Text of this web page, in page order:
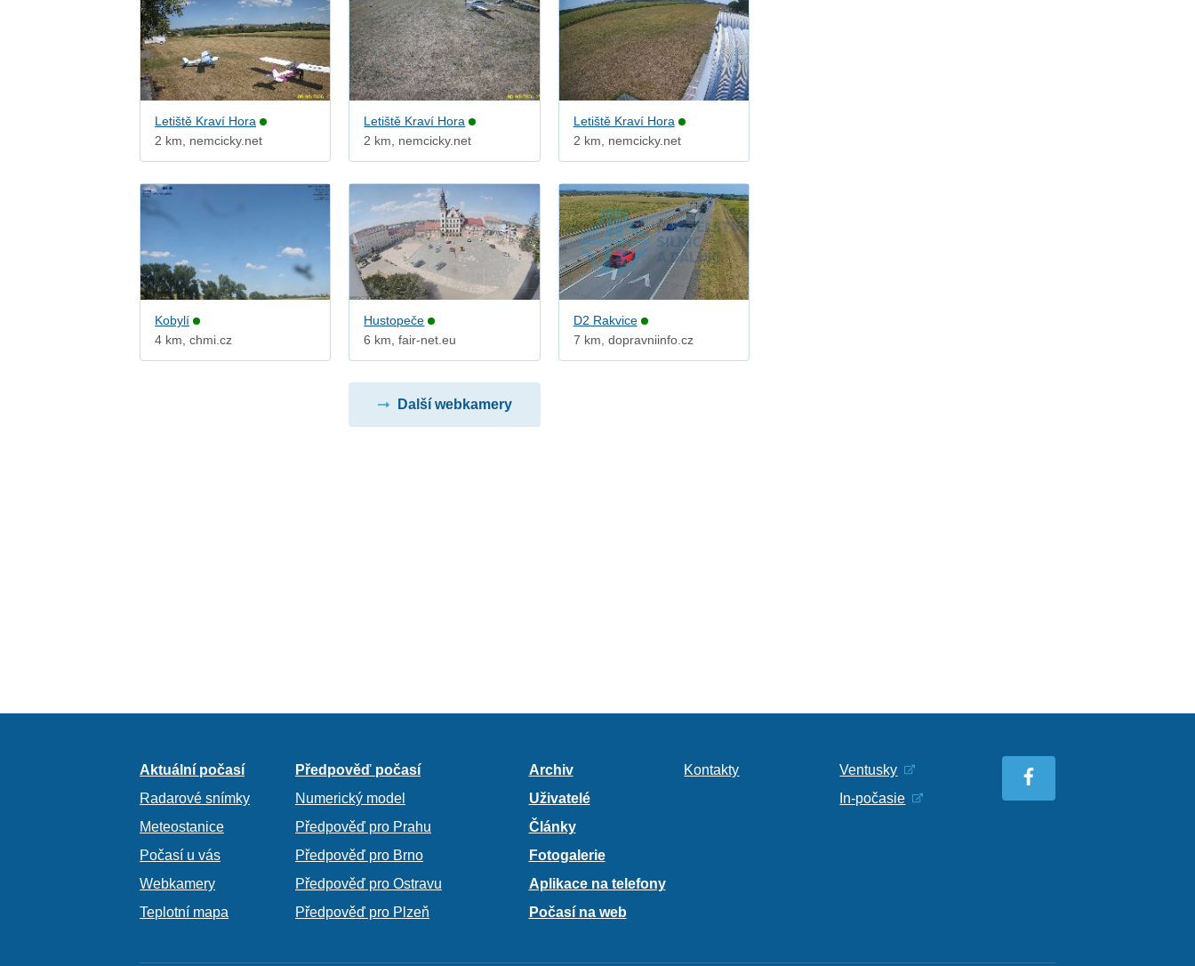
Letiště Kraví Hora
2 km, nemcicky.net
Letiště Kraví Hora
2 km, nemcicky.net
Letiště Kraví Hora
2 km, nemcicky.net
Kobylí
4 km, chmi.cz
Hustopeče
6 km, fair-net.eu
D2 Rakvice
7 km, dopravniinfo.cz
Další webkamery
Aktuální počasí
Radarové snímky
Meteostanice
Počasí u vás
Webkamery
Teplotní mapa
Předpověď počasí
Numerický model
Předpověď pro Prahu
Předpověď pro Brno
Předpověď pro Ostravu
Předpověď pro Plzeň
Archiv
Uživatelé
Články
Fotogalerie
Aplikace na telefony
Počasí na web
Kontakty
Ventusky
In-počasie